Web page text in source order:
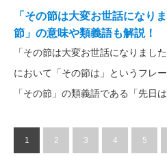
「その節は大変お世話になり
節」の意味や類義語も解説！
「その節は大変お世話になりまし
において「その節は」というフレ
「その節」の類義語である「先日
1 2 3 4 5